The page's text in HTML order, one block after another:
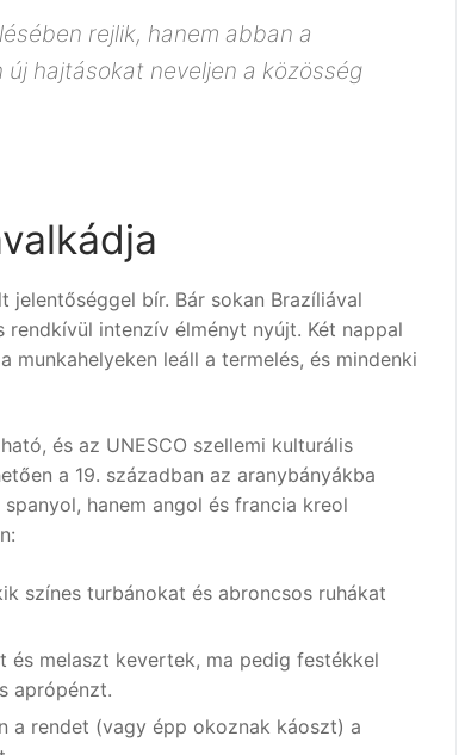
rejlik, hanem abban a
hajtásokat neveljen a közösség
jelentőséggel bír. Bár sokan Brazíliával
intenzív élményt nyújt. Két nappal
leáll a termelés, és mindenki
és az UNESCO szellemi kulturális
a 19. században az aranybányákba
spanyol, hanem angol és francia kreol
színes turbánokat és abroncsos ruhákat
melaszt kevertek, ma pedig festékkel
aprópénzt.
rendet (vagy épp okoznak káoszt) a